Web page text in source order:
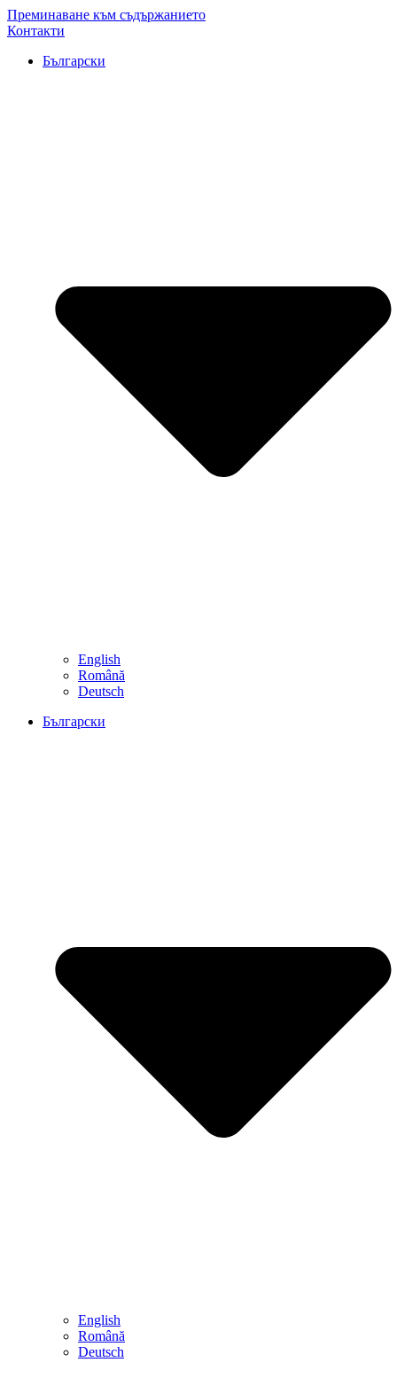
Преминаване към съдържанието
Контакти
Български
English
Română
Deutsch
Български
English
Română
Deutsch